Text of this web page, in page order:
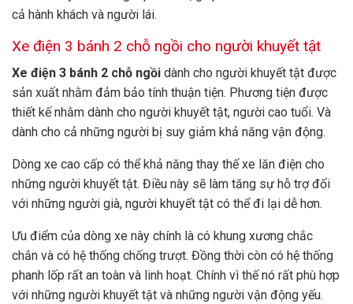
cả hành khách và người lái.
Xe điện 3 bánh 2 chỗ ngồi cho người khuyết tật
Xe điện 3 bánh 2 chỗ ngồi dành cho người khuyết tật được
sản xuất nhằm đảm bảo tính thuận tiện. Phương tiện được
thiết kế nhằm dành cho người khuyết tật, người cao tuổi. Và
dành cho cả những người bị suy giảm khả năng vận động.
Dòng xe cao cấp có thể khả năng thay thế xe lăn điện cho
những người khuyết tật. Điều này sẽ làm tăng sự hỗ trợ đối
với những người già, người khuyết tật có thể đi lại dễ hơn.
Ưu điểm của dòng xe này chính là có khung xương chắc
chắn và có hệ thống chống trượt. Đồng thời còn có hệ thống
phanh lốp rất an toàn và linh hoạt. Chính vì thế nó rất phù hợp
với những người khuyết tật và những người vận động yếu.